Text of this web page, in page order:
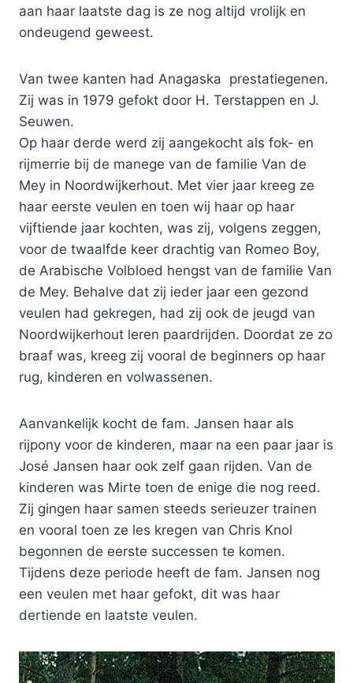
aan haar laatste dag is ze nog altijd vrolijk en
ondeugend geweest.
Van twee kanten had Anagaska prestatiegenen.
Zij was in 1979 gefokt door H. Terstappen en J.
Seuwen.
Op haar derde werd zij aangekocht als fok- en
rijmerrie bij de manege van de familie Van de
Mey in Noordwijkerhout. Met vier jaar kreeg ze
haar eerste veulen en toen wij haar op haar
vijftiende jaar kochten, was zij, volgens zeggen,
voor de twaalfde keer drachtig van Romeo Boy,
de Arabische Volbloed hengst van de familie Van
de Mey. Behalve dat zij ieder jaar een gezond
veulen had gekregen, had zij ook de jeugd van
Noordwijkerhout leren paardrijden. Doordat ze zo
braaf was, kreeg zij vooral de beginners op haar
rug, kinderen en volwassenen.
Aanvankelijk kocht de fam. Jansen haar als
rijpony voor de kinderen, maar na een paar jaar is
José Jansen haar ook zelf gaan rijden. Van de
kinderen was Mirte toen de enige die nog reed.
Zij gingen haar samen steeds serieuzer trainen
en vooral toen ze les kregen van Chris Knol
begonnen de eerste successen te komen.
Tijdens deze periode heeft de fam. Jansen nog
een veulen met haar gefokt, dit was haar
dertiende en laatste veulen.